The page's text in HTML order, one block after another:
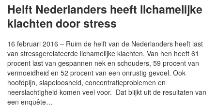
Helft Nederlanders heeft lichamelijke
klachten door stress
16 februari 2016 – Ruim de helft van de Nederlanders heeft last
van stressgerelateerde lichamelijke klachten. Van hen heeft 61
procent last van gespannen nek en schouders, 59 procent van
vermoeidheid en 52 procent van een onrustig gevoel. Ook
hoofdpijn, slapeloosheid, concentratieproblemen en
neerslachtigheid komen veel voor. Dat blijkt uit de resultaten van
een enquête…